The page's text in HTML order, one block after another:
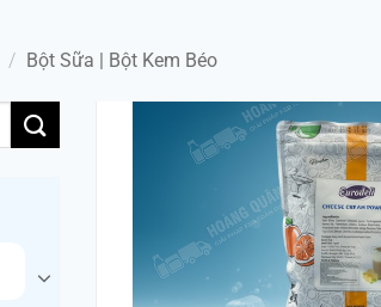
/ Bột Sữa | Bột Kem Béo